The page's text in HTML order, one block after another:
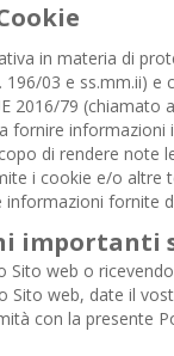
in materia di
196/03 e ss.mm.ii) e
2016/79 (chiamato
fornire informazioni
di rendere note
i cookie e/o altre
fornite
importanti
Sito web o
Sito web, date il
con la presente